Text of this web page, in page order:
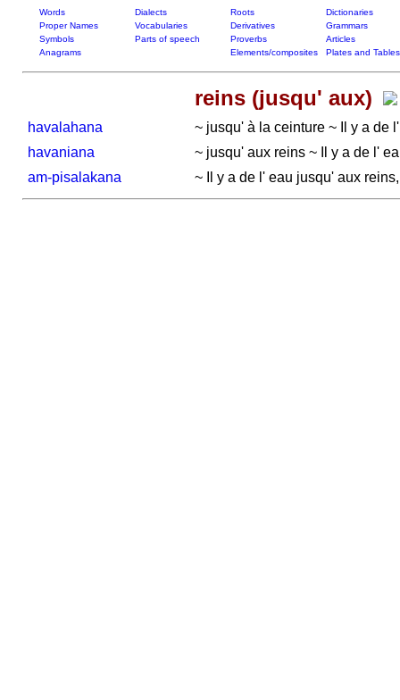
Words Dialects Roots
Dictionaries
Proper Names
Vocabularies Derivatives
Grammars
Symbols
Parts of speech Proverbs
Articles
Anagrams
Elements/composites Plates and Tables
reins (jusqu' aux)
havalahana
~ jusqu' à la ceinture ~ Il y a de
havaniana
~ jusqu' aux reins ~ Il y a de l'
am-pisalakana
~ Il y a de l' eau jusqu' aux